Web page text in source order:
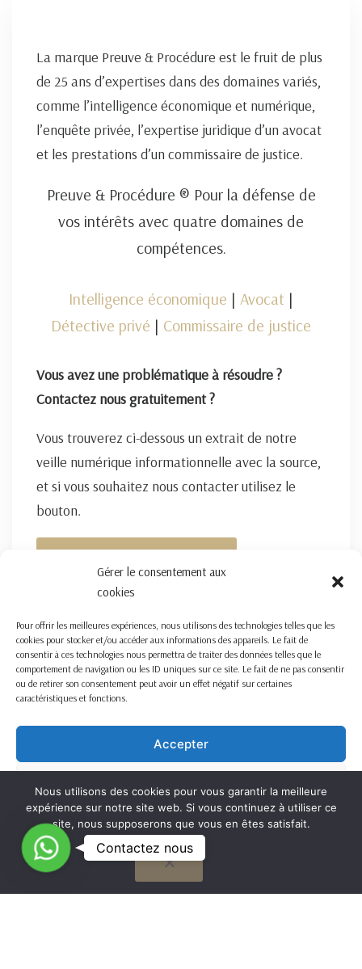
Gérer le consentement aux
cookies
Pour offrir les meilleures expériences, nous utilisons des technologies telles que les
cookies pour stocker et/ou accéder aux informations des appareils. Le fait de
consentir à ces technologies nous permettra de traiter des données telles que le
comportement de navigation ou les ID uniques sur ce site. Le fait de ne pas consentir
ou de retirer son consentement peut avoir un effet négatif sur certaines
caractéristiques et fonctions.
Accepter
Voir les préférences
Cookie Policy
La marque Preuve & Procédure est le fruit de plus
de 25 ans d’expertises dans des domaines variés,
comme l’intelligence économique et numérique,
l’enquête privée, l’expertise juridique d’un avocat
et les prestations d’un commissaire de justice.
Preuve & Procédure ® Pour la défense de
vos intérêts avec quatre domaines de
compétences.
Intelligence économique | Avocat |
Détective privé | Commissaire de justice
Vous avez une problématique à résoudre ?
Contactez nous gratuitement ?
Vous trouverez ci-dessous un extrait de notre
veille numérique informationnelle avec la source,
et si vous souhaitez nous contacter utilisez le
bouton.
Nous utilisons des cookies pour vous garantir la meilleure
expérience sur notre site web. Si vous continuez à utiliser ce
site, nous supposerons que vous en êtes satisfait.
OK
C
o
n
Contactez nous